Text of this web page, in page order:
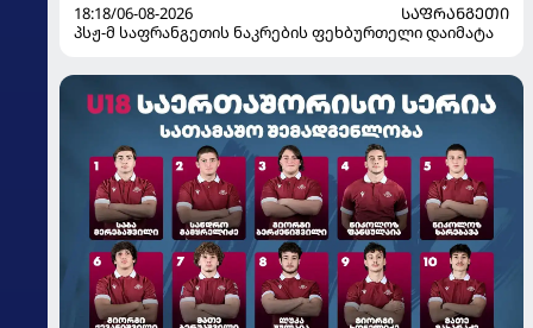
18:18/06-08-2026
ᲡᲐᲤᲠᲐᲜᲒᲔᲗᲘ
პსჟ-მ საფრანგეთის ნაკრების ფეხბურთელი დაიმატა